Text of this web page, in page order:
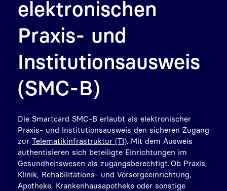
elektronischen
Praxis- und
Institutionsausweis
(SMC-B)
Die Smartcard SMC-B erlaubt als elektronischer
Praxis- und Institutionsausweis den sicheren Zugang
zur Telematikinfrastruktur (TI) . Mit dem Ausweis
authentisieren sich beteiligte Einrichtungen im
Gesundheitswesen als zugangsberechtigt. Ob Praxis,
Klinik, Rehabilitations- und Vorsorgeeinrichtung,
Apotheke, Krankenhausapotheke oder sonstige